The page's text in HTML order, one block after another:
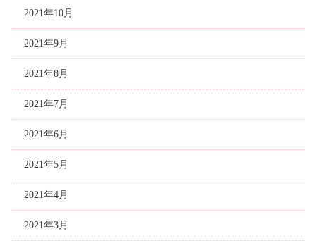
2021年10月
2021年9月
2021年8月
2021年7月
2021年6月
2021年5月
2021年4月
2021年3月